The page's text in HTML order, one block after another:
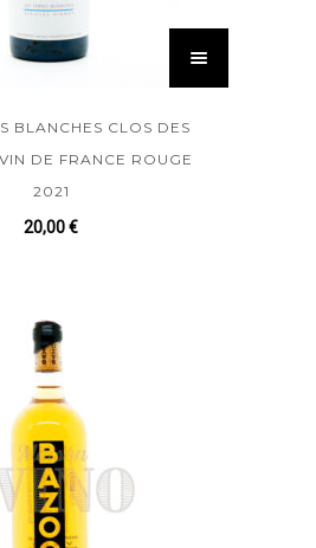
BLANCHES CLOS DES
DE FRANCE ROUGE
2021
20,00€